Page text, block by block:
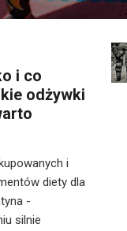
i co
odżywki
i
diety dla
-
silnie